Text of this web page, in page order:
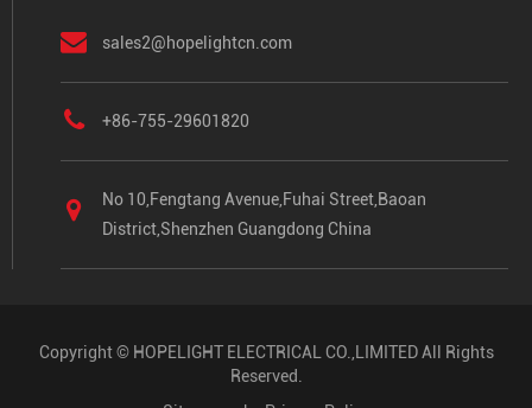
sales2@hopelightcn.com
+86-755-29601820
No 10,Fengtang Avenue,Fuhai Street,Baoan
District,Shenzhen Guangdong China
Copyright © HOPELIGHT ELECTRICAL CO.,LIMITEDAll Rights
Reserved.